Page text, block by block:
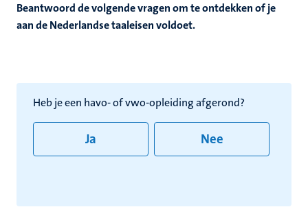
Beantwoord de volgende vragen om te ontdekken of je
aan de Nederlandse taaleisen voldoet.
Heb je een havo- of vwo-opleiding afgerond?
Ja Nee